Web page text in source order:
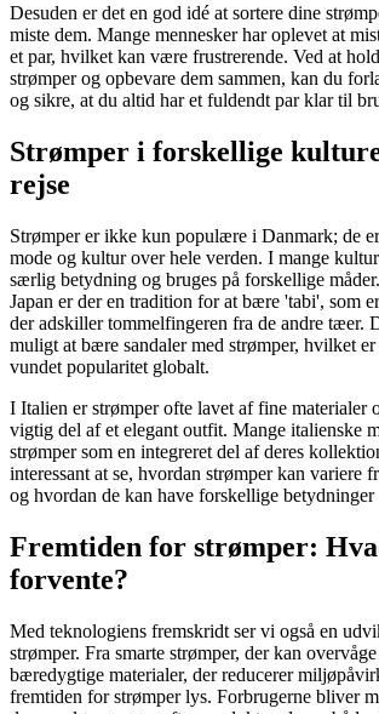
Desuden er det en god idé at sortere dine
miste dem. Mange mennesker har oplevet at
et par, hvilket kan være frustrerende. Ved at
strømper og opbevare dem sammen, kan du
og sikre, at du altid har et fuldendt par klar til
Strømper i forskellige
rejse
Strømper er ikke kun populære i Danmark; de
mode og kultur over hele verden. I mange
særlig betydning og bruges på forskellige
Japan er der en tradition for at bære 'tabi', som
der adskiller tommelfingeren fra de andre tæer.
muligt at bære sandaler med strømper, hvilket
vundet popularitet globalt.
I Italien er strømper ofte lavet af fine materialer
vigtig del af et elegant outfit. Mange italienske
strømper som en integreret del af deres
interessant at se, hvordan strømper kan variere
og hvordan de kan have forskellige betydninger
Fremtiden for strømper:
forvente?
Med teknologiens fremskridt ser vi også en
strømper. Fra smarte strømper, der kan
bæredygtige materialer, der reducerer
fremtiden for strømper lys. Forbrugerne bliver